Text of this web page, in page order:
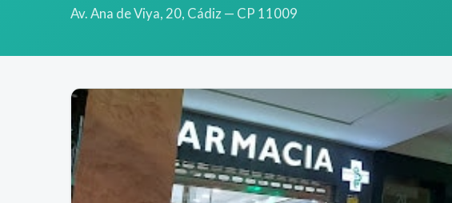
Av. Ana de Viya, 20, Cádiz— CP 11009